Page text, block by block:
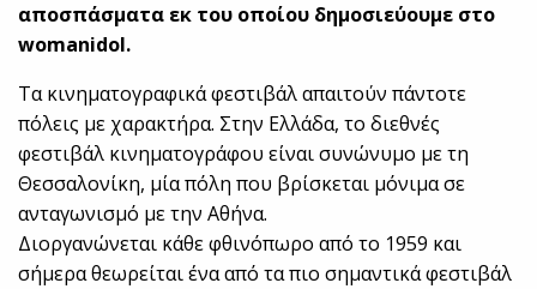
αποσπάσματα εκ του οποίου δημοσιεύουμε στο
womanidol.
Tα κινηματογραφικά φεστιβάλ απαιτούν πάντοτε
πόλεις με χαρακτήρα. Στην Ελλάδα, το διεθνές
φεστιβάλ κινηματογράφου είναι συνώνυμο με τη
Θεσσαλονίκη, μία πόλη που βρίσκεται μόνιμα σε
ανταγωνισμό με την Αθήνα.
Διοργανώνεται κάθε φθινόπωρο από το 1959 και
σήμερα θεωρείται ένα από τα πιο σημαντικά φεστιβάλ